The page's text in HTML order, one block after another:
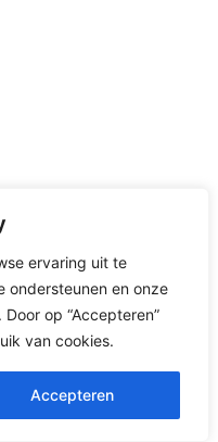
ervaring uit te
ondersteunen en onze
op “Accepteren”
van cookies.
Accepteren